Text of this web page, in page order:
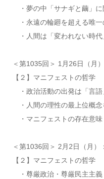
・夢の中「サナギと繭」に
・永遠の輪廻を超える唯一
・人間は「変われない時
＜第1035回＞ 1月26日（月
【２】マニフェストの哲学
・政治活動の出発は「言語
・人間の理性の最上位概
・マニフェストの存在意味
＜第1036回＞ 2月2日（月）
【２】マニフェストの哲学
・尊厳政治・尊厳民主主